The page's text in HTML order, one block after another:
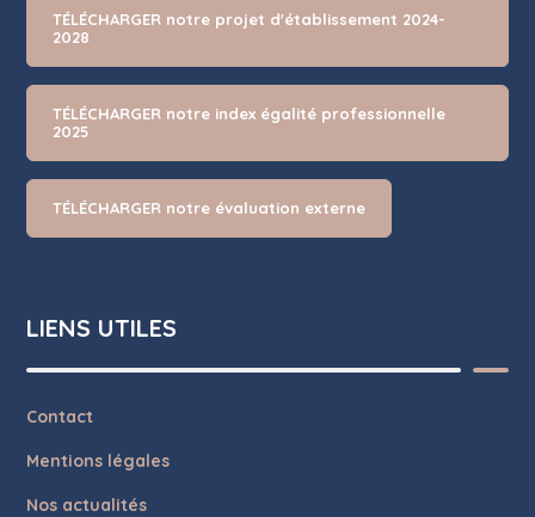
TÉLÉCHARGER notre projet d'établissement 2024-
2028
TÉLÉCHARGER notre index égalité professionnelle
2025
TÉLÉCHARGER notre évaluation externe
LIENS UTILES
Contact
Mentions légales
Nos actualités